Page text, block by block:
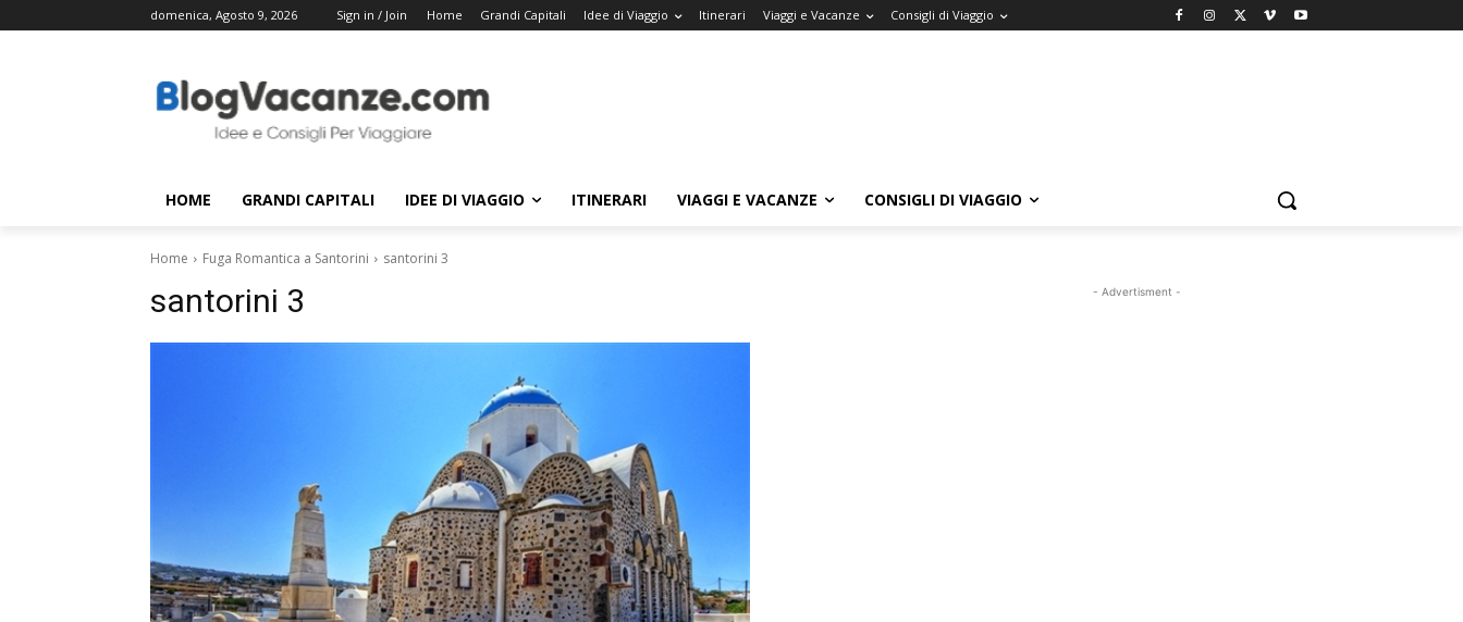
domenica, Agosto 9, 2026 Sign in / Join Home Grandi Capitali Idee di Viaggio Itinerari Viaggi e Vacanze Consigli di Viaggio
HOME GRANDI CAPITALI IDEE DI VIAGGIO ITINERARI VIAGGI E VACANZE CONSIGLI DI VIAGGIO
Home Fuga Romantica a Santorini santorini 3
santorini 3 - Advertisment -